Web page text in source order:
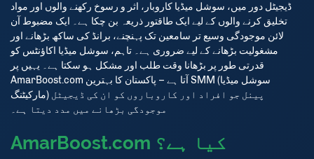
ڈیجیٹل دور میں، سوشل میڈیا کاروبار، اثر و رسوخ رکھنے والوں اور مواد
تخلیق کرنے والوں کے لیے ایک طاقتور ذریعہ بن چکا ہے۔ ایک مضبوط آن
لائن موجودگی وسیع تر سامعین تک پہنچنے، برانڈ کی ساکھ بڑھانے اور
مشغولیت بڑھانے کے لیے ضروری ہے۔ تاہم، سوشل میڈیا اکاؤنٹس کو
قدرتی طور پر بڑھانا وقت طلب اور مشکل ہو سکتا ہے۔ یہیں پر
AmarBoost.com آتا ہے – پاکستان کا بہترین SMM (سوشل میڈیا
مارکیٹنگ) پینل جو افراد اور کاروباروں کو ان کی ڈیجیٹل
موجودگی بڑھانے میں مدد دیتا ہے۔
AmarBoost.com کیا ہے؟